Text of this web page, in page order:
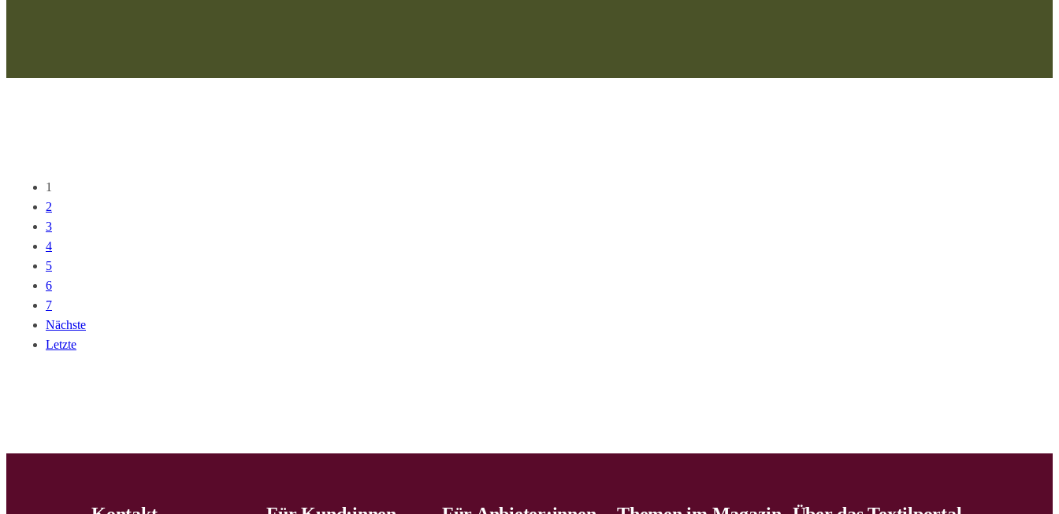
1
2
3
4
5
6
7
Nächste
Letzte